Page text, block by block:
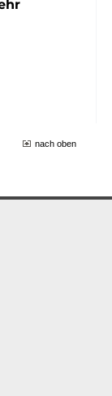
nach oben